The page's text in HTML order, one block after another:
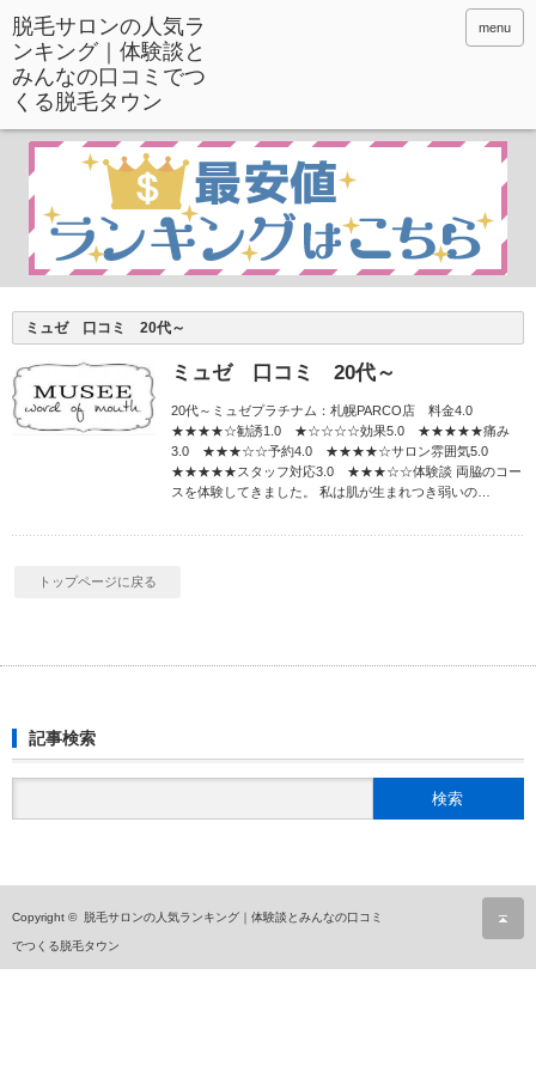
menu
ミュゼ 口コミ 20代～
ミュゼ 口コミ 20代～
20代～ミュゼプラチナム：札幌PARCO店 料金4.0
★★★★☆勧誘1.0 ★☆☆☆☆効果5.0 ★★★★★痛み
3.0 ★★★☆☆予約4.0 ★★★★☆サロン雰囲気5.0
★★★★★スタッフ対応3.0 ★★★☆☆体験談 両脇のコー
スを体験してきました。 私は肌が生まれつき弱いの…
トップページに戻る
記事検索
Copyright © 脱毛サロンの人気ランキング｜体験談とみんなの口コミ
でつくる脱毛タウン